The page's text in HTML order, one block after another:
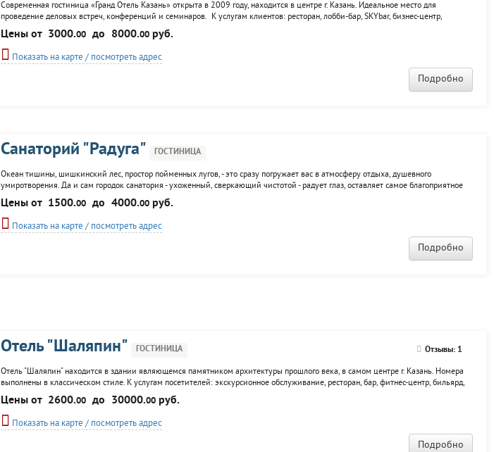
Современная гостиница «Гранд Отель Казань» открыта в 2009 году, находится в центре г. Казань. Идеальное место для
проведение деловых встреч, конференций и семинаров. К услугам клиентов: ресторан, лобби-бар, SKYbar, бизнес-центр,
экскурсионное обслуживание, фитнес-центр, камеры хранения, вызов такси, помощь в бронировании авиа и ж/д билетов,
доставка цветов, заказ билетов
Цены от 3000.00 до 8000.00руб.
Показать на карте / посмотреть адрес
Подробно
Санаторий "Радуга" ГОСТИНИЦА
Океан тишины, шишкинский лес, простор пойменных лугов, - это сразу погружает вас в атмосферу отдыха, душевного
умиротворения. Да и сам городок санатория - ухоженный, сверкающий чистотой - радует глаз, оставляет самое благоприятное
впечатление. Усилиями руоводства и всего персонала здравницы здешняя инфраструктура из года в год улучшается. Среди
природных целебных факторов центральное место...
Цены от 1500.00 до 4000.00руб.
Показать на карте / посмотреть адрес
Подробно
Отзывы: 1
Отель "Шаляпин" ГОСТИНИЦА
Отель "Шаляпин" находится в здании являющемся памятником архитектуры прошлого века, в самом центре г. Казань. Номера
выполнены в классическом стиле. К услугам посетителей: экскурсионное обслуживание, ресторан, бар, фитнес-центр, бильярд,
камера хранения, вызов такси, доставка цветов, помощь в бронировании авиа и ж/д билетов, бронирование билетов на
мероприятия и выступления. ...
Цены от 2600.00 до 30000.00руб.
Показать на карте / посмотреть адрес
Подробно